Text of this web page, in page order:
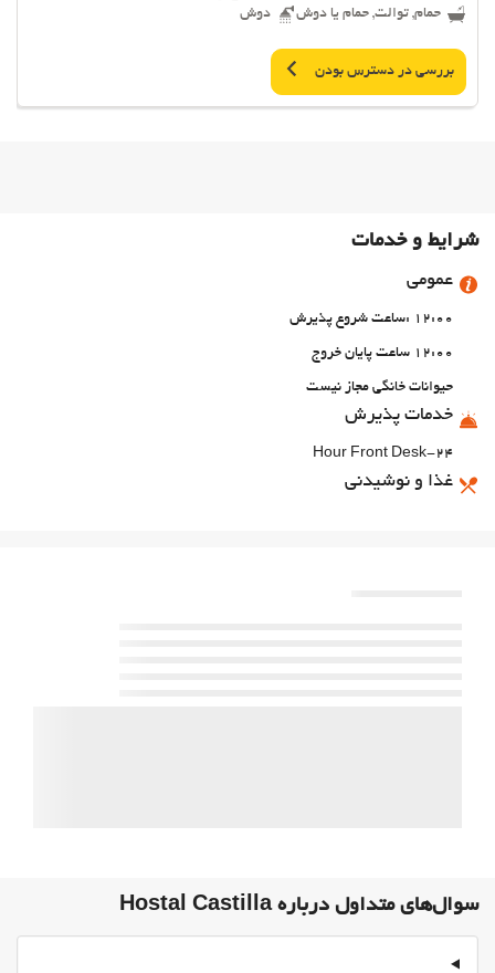
حمام, توالت, حمام یا دوش
دوش
بررسی در دسترس بودن
شرایط و خدمات
عمومی
12:00 :ساعت شروع پذیرش
12:00 ساعت پایان خروج
حیوانات خانگی مجاز نیست
خدمات پذیرش
24-Hour Front Desk
غذا و نوشیدنی
سوال‌های متداول درباره Hostal Castilla